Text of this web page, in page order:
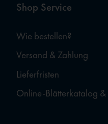
Shop Service
Wie bestellen?
Versand & Zahlung
Lieferfristen
Online-Blätterkatalog